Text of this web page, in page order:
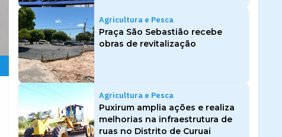
Agricultura e Pesca
Praça São Sebastião recebe
obras de revitalização
Agricultura e Pesca
Puxirum amplia ações e realiza
melhorias na infraestrutura de
ruas no Distrito de Curuai